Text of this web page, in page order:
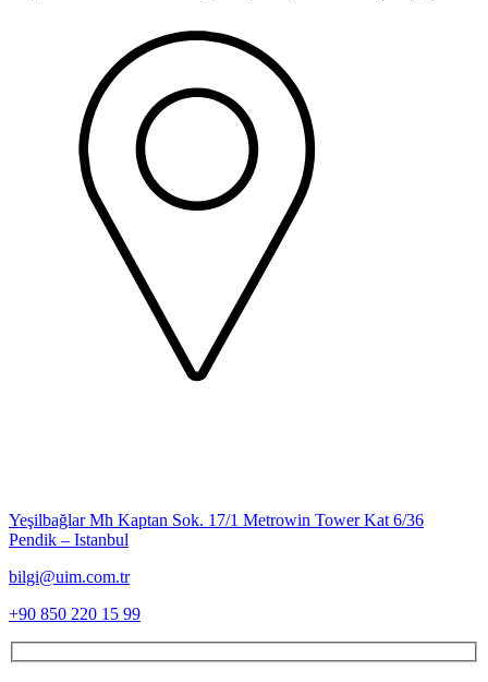
Yeşilbağlar Mh Kaptan Sok. 17/1 Metrowin Tower Kat 6/36
Pendik – Istanbul
bilgi@uim.com.tr
+90 850 220 15 99